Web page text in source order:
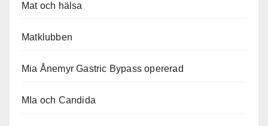
Mat och hälsa
Matklubben
Mia Ånemyr Gastric Bypass opererad
MIa och Candida